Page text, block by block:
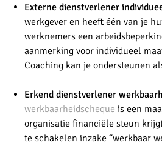
Externe dienstverlener
werkgever en heeft één van je
werknemers een
aanmerking voor individueel
Coaching kan je ondersteunen
Erkend dienstverlener
werkbaarheidscheque is een
organisatie financiële steun
te schakelen inzake “werkbaar